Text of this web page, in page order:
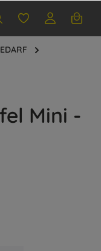
Mini -